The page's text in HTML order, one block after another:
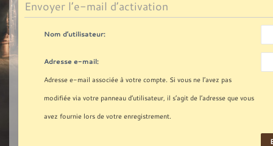
Envoyer l’e-mail d’activation
Nom d’utilisateur:
Adresse e-mail:
Adresse e-mail associée à votre compte. Si vous ne l’avez pas
modifiée via votre panneau d’utilisateur, il s’agit de l’adresse que vous
avez fournie lors de votre enregistrement.